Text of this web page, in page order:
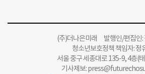
(주)더나은미래 발행인/편집인
청소년보호정책 책임자: 정
서울 중구 세종대로 135-9, 4층(
기사제보: